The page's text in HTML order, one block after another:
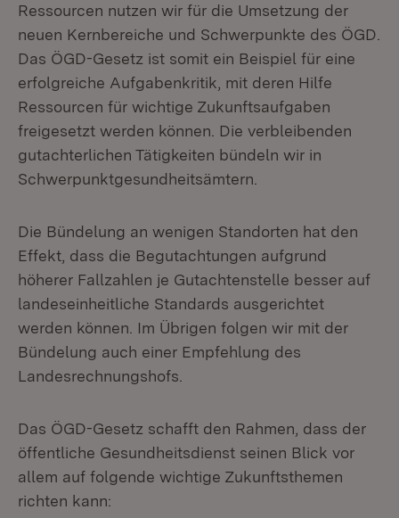
Ressourcen nutzen wir für die Umsetzung der
neuen Kernbereiche und Schwerpunkte des ÖGD.
Das ÖGD-Gesetz ist somit ein Beispiel für eine
erfolgreiche Aufgabenkritik, mit deren Hilfe
Ressourcen für wichtige Zukunftsaufgaben
freigesetzt werden können. Die verbleibenden
gutachterlichen Tätigkeiten bündeln wir in
Schwerpunktgesundheitsämtern.
Die Bündelung an wenigen Standorten hat den
Effekt, dass die Begutachtungen aufgrund
höherer Fallzahlen je Gutachtenstelle besser auf
landeseinheitliche Standards ausgerichtet
werden können. Im Übrigen folgen wir mit der
Bündelung auch einer Empfehlung des
Landesrechnungshofs.
Das ÖGD-Gesetz schafft den Rahmen, dass der
öffentliche Gesundheitsdienst seinen Blick vor
allem auf folgende wichtige Zukunftsthemen
richten kann: